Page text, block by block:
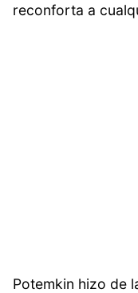
reconforta a
Potemkin hizo de